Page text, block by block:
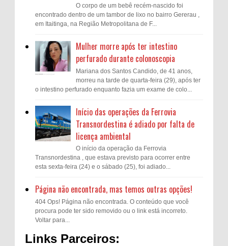
O corpo de um bebê recém-nascido foi
encontrado dentro de um tambor de lixo no bairro Gererau ,
em Itaitinga, na Região Metropolitana de F...
Mulher morre após ter intestino
perfurado durante colonoscopia
Mariana dos Santos Candido, de 41 anos,
morreu na tarde de quarta-feira (29), após ter
o intestino perfurado enquanto fazia um exame de colo...
Início das operações da Ferrovia
Transnordestina é adiado por falta de
licença ambiental
O início da operação da Ferrovia
Transnordestina , que estava previsto para ocorrer entre
esta sexta-feira (24) e o sábado (25), foi adiado...
Página não encontrada, mas temos outras opções!
404 Ops! Página não encontrada. O conteúdo que você
procura pode ter sido removido ou o link está incorreto.
Voltar para...
Links Parceiros: